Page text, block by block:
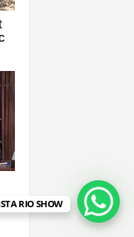
RIO SHOW